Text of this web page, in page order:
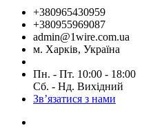
+380965430959
+380955969087
admin@1wire.com.ua
м. Харків, Україна
Пн. - Пт. 10:00 - 18:00
Сб. - Нд. Вихідний
Зв’язатися з нами